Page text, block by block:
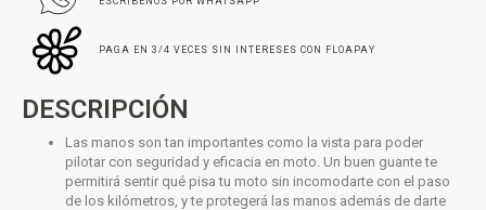
PAGA EN 3/4 VECES SIN INTERESES CON FLOAPAY
DESCRIPCIÓN
Las manos son tan importantes como la vista para poder
pilotar con seguridad y eficacia en moto. Un buen guante te
permitirá sentir qué pisa tu moto sin incomodarte con el paso
de los kilómetros, y te protegerá las manos además de darte